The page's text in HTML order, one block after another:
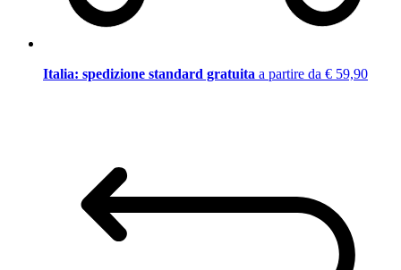
Italia: spedizione standard gratuita a partire da € 59,90